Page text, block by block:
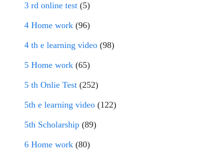
3 rd online test (5)
4 Home work (96)
4 th e learning video (98)
5 Home work (65)
5 th Onlie Test (252)
5th e learning video (122)
5th Scholarship (89)
6 Home work (80)